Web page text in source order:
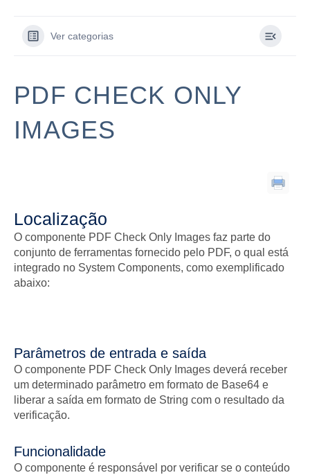
Ver categorias
PDF CHECK ONLY
IMAGES
Localização
O componente PDF Check Only Images faz parte do
conjunto de ferramentas fornecido pelo PDF, o qual está
integrado no System Components, como exemplificado
abaixo:
Parâmetros de entrada e saída
O componente PDF Check Only Images deverá receber
um determinado parâmetro em formato de Base64 e
liberar a saída em formato de String com o resultado da
verificação.
Funcionalidade
O componente é responsável por verificar se o conteúdo